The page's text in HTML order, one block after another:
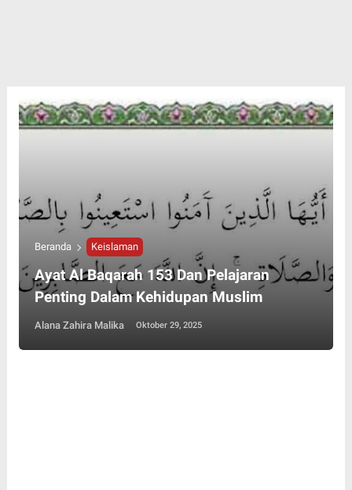
Beranda Keislaman
Ayat Al Baqarah 153 Dan Pelajaran
Penting Dalam Kehidupan Muslim
Alana Zahira Malika Oktober 29, 2025